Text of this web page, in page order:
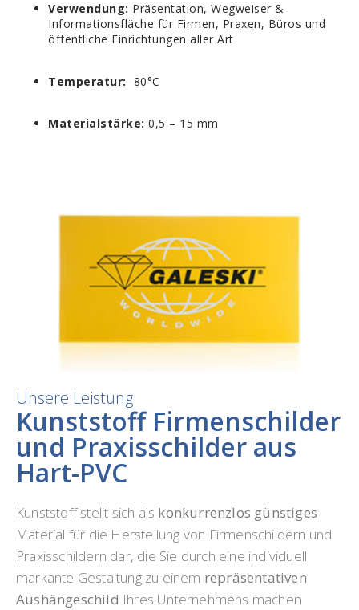
Verwendung: Präsentation, Wegweiser &
Informationsfläche für Firmen, Praxen, Büros und
öffentliche Einrichtungen aller Art
Temperatur: 80°C
Materialstärke: 0,5 – 15 mm
Unsere Leistung
Kunststoff Firmenschilder
und Praxisschilder aus
Hart-PVC
Kunststoff stellt sich als konkurrenzlos günstiges
Material für die Herstellung von Firmenschildern und
Praxisschildern dar, die Sie durch eine individuell
markante Gestaltung zu einem repräsentativen
Aushängeschild Ihres Unternehmens machen